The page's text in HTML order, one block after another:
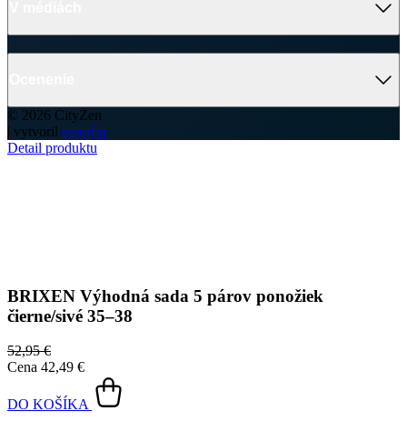
© 2026 CityZen
| vytvorilemorfiq
Detail produktu
BRIXEN Výhodná sada 5 párov ponožiek
čierne/sivé 35–38
52,95 €
Cena42,49 €
DO KOŠÍKA